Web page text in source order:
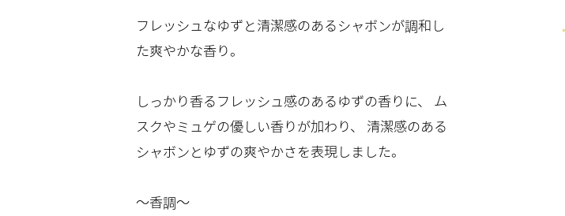
フレッシュなゆずと清潔感のあるシャボンが調和し
た爽やかな香り。
しっかり香るフレッシュ感のあるゆずの香りに、 ム
スクやミュゲの優しい香りが加わり、 清潔感のある
シャボンとゆずの爽やかさを表現しました。
～香調～